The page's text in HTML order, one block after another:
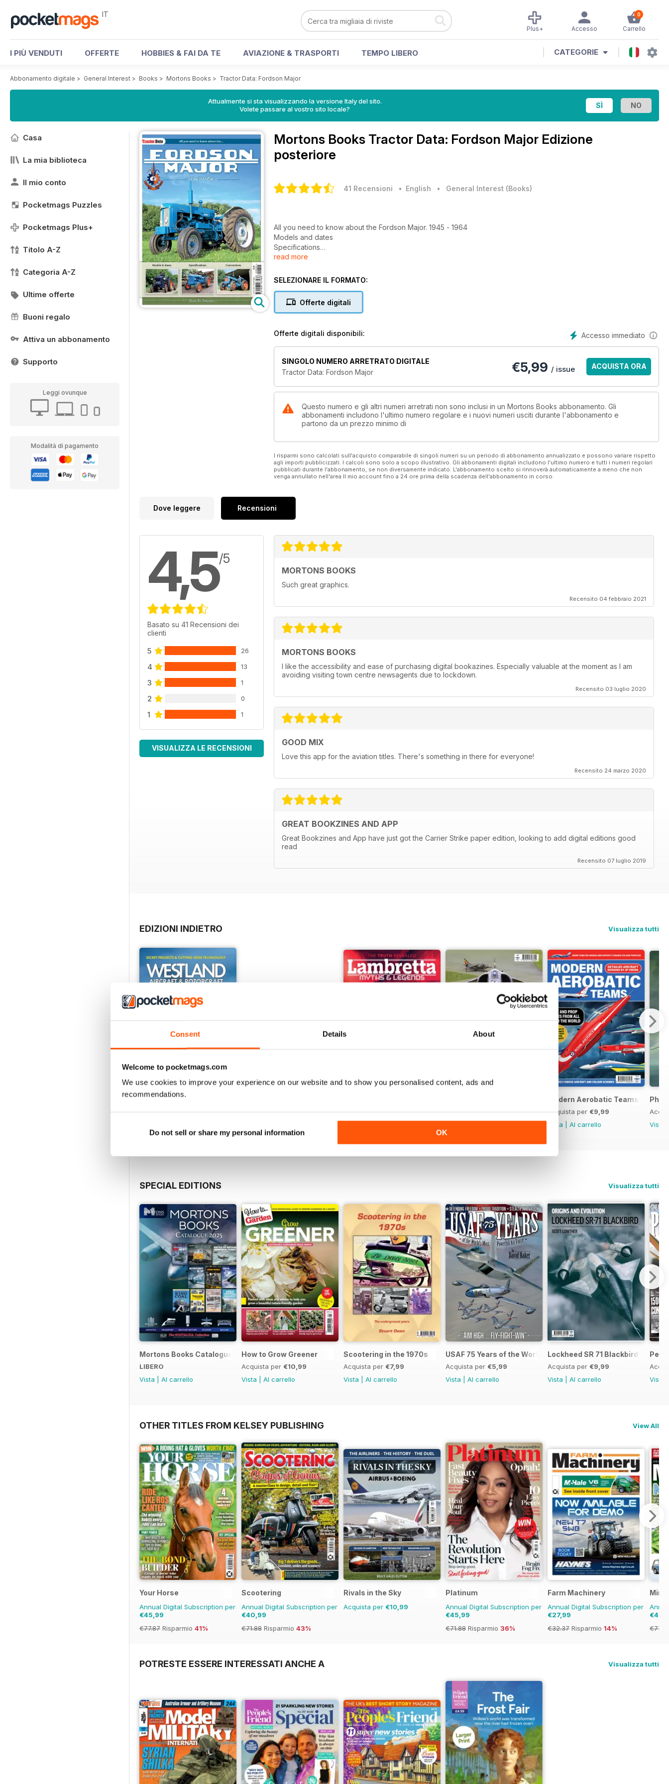
Consent Details About
Welcome to pocketmags.com
We use cookies to improve your experience on our website and to show you personalised content, ads and
recommendations.
Do not sell or share my personal information OK
IT 0
Carrello
Accesso
Plus+
I PIÙ VENDUTI OFFERTE HOBBIES & FAI DA TE AVIAZIONE & TRASPORTI TEMPO LIBERO CATEGORIE
Abbonamento digitale > General Interest > Books > Mortons Books > Tractor Data: Fordson Major
Attualmente si sta visualizzando la versione Italy del sito.
Volete passare al vostro sito locale?
Casa
La mia biblioteca
Il mio conto
Pocketmags Puzzles
Pocketmags Plus+
Titolo A-Z
Categoria A-Z
Ultime offerte
Buoni regalo
Attiva un abbonamento
Supporto
Leggi ovunque
Modalità di pagamento
Mortons Books Tractor Data: Fordson Major Edizione
posteriore
41 Recensioni • English • General Interest (Books)
All you need to know about the Fordson Major. 1945 - 1964
Models and dates
Specifications
Conversions
read more
SELEZIONARE IL FORMATO:
Offerte digitali
Accesso immediato
Offerte digitali disponibili:
SINGOLO NUMERO ARRETRATO DIGITALE
Tractor Data: Fordson Major
€5,99 / issue ACQUISTA ORA
Questo numero e gli altri numeri arretrati non sono inclusi in un Mortons Books abbonamento. Gli
abbonamenti includono l'ultimo numero regolare e i nuovi numeri usciti durante l'abbonamento e
partono da un prezzo minimo di
I risparmi sono calcolati sull'acquisto comparabile di singoli numeri su un periodo di abbonamento annualizzato e possono variare rispetto
agli importi pubblicizzati. I calcoli sono solo a scopo illustrativo. Gli abbonamenti digitali includono l'ultimo numero e tutti i numeri regolari
pubblicati durante l'abbonamento, se non diversamente indicato. L'abbonamento scelto si rinnoverà automaticamente a meno che non
venga annullato nell'area Il mio account fino a 24 ore prima della scadenza dell'abbonamento in corso.
Dove leggere Recensioni
4,5/5
Basato su 41 Recensioni dei
clienti
5 26
4 13
3 1
2 0
1 1
VISUALIZZA LE RECENSIONI
MORTONS BOOKS
Such great graphics.
Recensito 04 febbraio 2021
MORTONS BOOKS
I like the accessibility and ease of purchasing digital bookazines. Especially valuable at the moment as I am
avoiding visiting town centre newsagents due to lockdown.
Recensito 03 luglio 2020
GOOD MIX
Love this app for the aviation titles. There's something in there for everyone!
Recensito 24 marzo 2020
GREAT BOOKZINES AND APP
Great Bookzines and App have just got the Carrier Strike paper edition, looking to add digital editions good
read
Recensito 07 luglio 2019
EDIZIONI INDIETRO Visualizza tutti
Westland Aircraft & Rotorcraft - Secret Projects & Cutting - Edge Technology
Acquista per€35,99
Acquista per€10,99
Acquista per€10,99
Acquista per€10,99
Modern Aerobatic Teams
Acquista per €9,99
Vista
Al carrello
Vista
SPECIAL EDITIONS Visualizza tutti
Mortons Books Catalogue 2025
LIBERO
Vista
Al carrello
How to Grow Greener
Acquista per €10,99
Vista
Al carrello
Scootering in the 1970s
Acquista per €7,99
Vista
Al carrello
USAF 75 Years of the World's Most Powerful Airforce
Acquista per €5,99
Vista
Al carrello
Lockheed SR 71 Blackbird -
Acquista per €9,99
Vista
Al carrello
Vista
OTHER TITLES FROM KELSEY PUBLISHING View All
Your Horse
Annual Digital Subscription per
€45,99
€77.87 Risparmio 41%
Scootering
Annual Digital Subscription per
€40,99
€71.88 Risparmio 43%
Rivals in the Sky
Acquista per €10,99
Platinum
Annual Digital Subscription per
€45,99
€71.88 Risparmio 36%
Farm Machinery
Annual Digital Subscription per
€27,99
€32.37 Risparmio 14%
Mini
POTRESTE ESSERE INTERESSATI ANCHE A Visualizza tutti